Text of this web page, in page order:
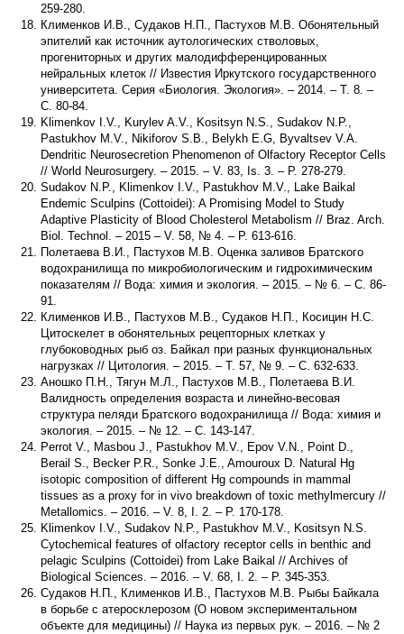
259-280.
Клименков И.В., Судаков Н.П., Пастухов М.В. Обонятельный
эпителий как источник аутологических стволовых,
прогениторных и других малодифференцированных
нейральных клеток // Известия Иркутского государственного
университета. Серия «Биология. Экология». – 2014. – Т. 8. –
С. 80-84.
Klimenkov I.V., Kurylev A.V., Kositsyn N.S., Sudakov N.P.,
Pastukhov M.V., Nikiforov S.B., Belykh E.G, Byvaltsev V.A.
Dendritic Neurosecretion Phenomenon of Olfactory Receptor Cells
// World Neurosurgery. – 2015. – V. 83, Is. 3. – P. 278-279.
Sudakov N.P., Klimenkov I.V., Pastukhov M.V., Lake Baikal
Endemic Sculpins (Cottoidei): A Promising Model to Study
Adaptive Plasticity of Blood Cholesterol Metabolism // Braz. Arch.
Biol. Technol. – 2015 – V. 58, № 4. – P. 613-616.
Полетаева В.И., Пастухов М.В. Оценка заливов Братского
водохранилища по микробиологическим и гидрохимическим
показателям // Вода: химия и экология. – 2015. – № 6. – С. 86-
91.
Клименков И.В., Пастухов М.В., Судаков Н.П., Косицин Н.С.
Цитоскелет в обонятельных рецепторных клетках у
глубоководных рыб оз. Байкал при разных функциональных
нагрузках // Цитология. – 2015. – Т. 57, № 9. – С. 632-633.
Аношко П.Н., Тягун М.Л., Пастухов М.В., Полетаева В.И.
Валидность определения возраста и линейно-весовая
структура пеляди Братского водохранилища // Вода: химия и
экология. – 2015. – № 12. – С. 143-147.
Perrot V., Masbou J., Pastukhov M.V., Epov V.N., Point D.,
Berail S., Becker P.R., Sonke J.E., Amouroux D. Natural Hg
isotopic composition of different Hg compounds in mammal
tissues as a proxy for in vivo breakdown of toxic methylmercury //
Metallomics. – 2016. – V. 8, I. 2. – P. 170-178.
Klimenkov I.V., Sudakov N.P., Pastukhov M.V., Kositsyn N.S.
Cytochemical features of olfactory receptor cells in benthic and
pelagic Sculpins (Cottoidei) from Lake Baikal // Archives of
Biological Sciences. – 2016. – V. 68, I. 2. – P. 345-353.
Судаков Н.П., Клименков И.В., Пастухов М.В. Рыбы Байкала
в борьбе с атеросклерозом (О новом экспериментальном
объекте для медицины) // Наука из первых рук. – 2016. – № 2